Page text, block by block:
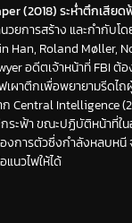
(2018) ระห่ำตึกเสียด
วยการสร้าง และกำกับ
Han, Roland Møller,
อดีตเจ้าหน้าที่ FBI
เผาตึกเพื่อพยายามรีดไ
Central Intelligence
ะฟ้า ขณะปฏิบัติหน้าที่ใน
การตัวซึ่งกำลังหลบหนี
แนวไฟให้ได้